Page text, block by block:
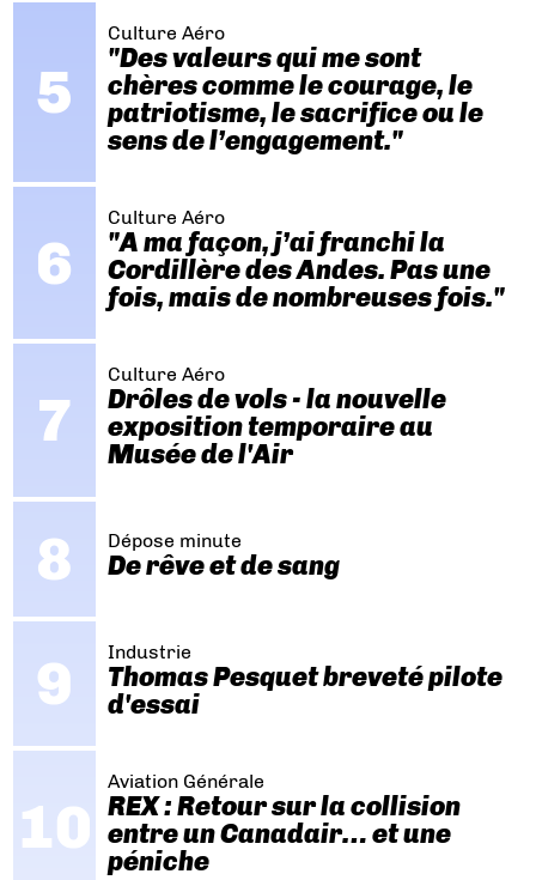
Culture Aéro
"Des valeurs qui me sont
chères comme le courage, le
patriotisme, le sacrifice ou le
sens de l’engagement."
Culture Aéro
"A ma façon, j’ai franchi la
Cordillère des Andes. Pas une
fois, mais de nombreuses fois."
Culture Aéro
Drôles de vols - la nouvelle
exposition temporaire au
Musée de l'Air
Dépose minute
De rêve et de sang
Industrie
Thomas Pesquet breveté pilote
d'essai
Aviation Générale
REX : Retour sur la collision
entre un Canadair… et une
péniche